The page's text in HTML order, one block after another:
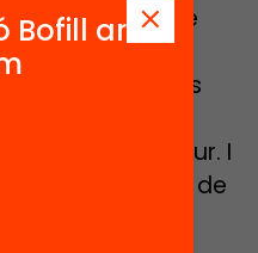
és només que
que amb
les desigualtats
de molta
de molt futur. I
en l’àmbit de
i ho
Bofill ara